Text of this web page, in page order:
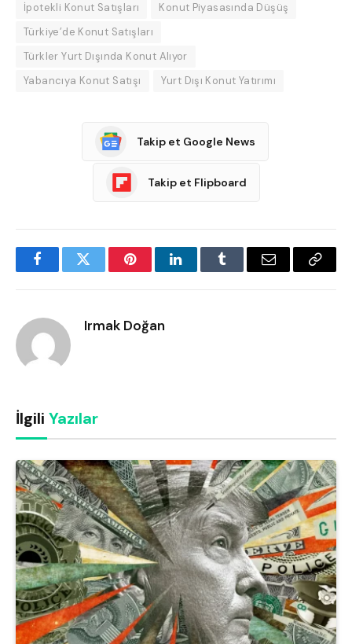
İpotekli Konut Satışları
Konut Piyasasında Düşüş
Türkiye’de Konut Satışları
Türkler Yurt Dışında Konut Alıyor
Yabancıya Konut Satışı
Yurt Dışı Konut Yatırımı
Takip et Google News
Takip et Flipboard
FacebookTwitter PinterestLinkedInTumblr Email
Copy
Irmak Doğan
İlgili Yazılar